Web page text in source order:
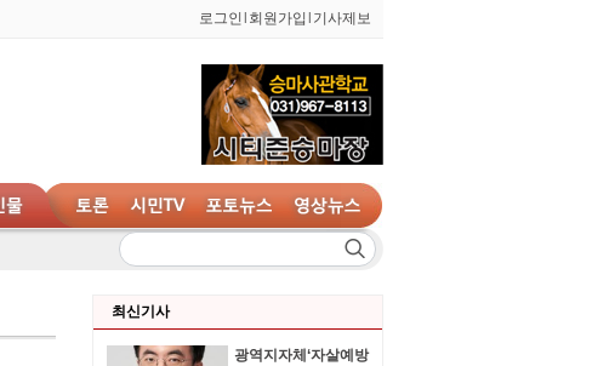
로그인 회원가입 기사제보
최신기사
광역지자체‘자살예방